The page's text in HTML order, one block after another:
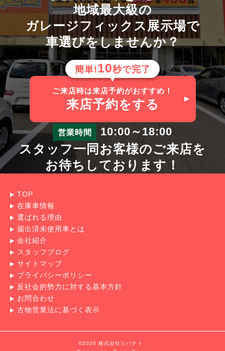
地域最大級の
ガレージフィックス展示場で
車選びをしませんか？
簡単!10秒で完了
ご来店時は来店予約がおすすめ！
来店予約をする
営業時間 10:00～18:00
スタッフ一同お客様のご来店を
お待ちしております！
TOP
在庫車情報
選ばれる理由
届出済未使用車とは
会社紹介
スタッフブログ
サイトマップ
プライバシーポリシー
反社会的勢力に対する基本方針
お問合わせ
古物営業法に基づく表示
©2020 株式会社リバティ .